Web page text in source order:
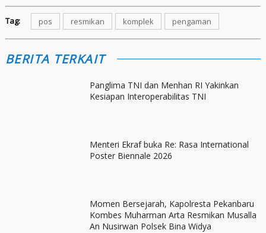
Tag: pos resmikan komplek pengaman
BERITA TERKAIT
Panglima TNI dan Menhan RI Yakinkan
Kesiapan Interoperabilitas TNI
Menteri Ekraf buka Re: Rasa International
Poster Biennale 2026
Momen Bersejarah, Kapolresta Pekanbaru
Kombes Muharman Arta Resmikan Musalla
An Nusirwan Polsek Bina Widya